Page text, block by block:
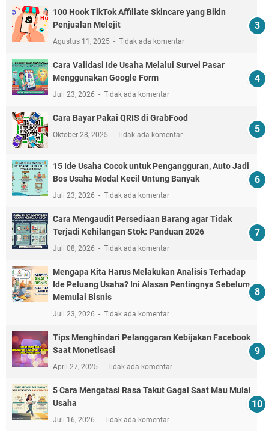
100 Hook TikTok Affiliate Skincare yang Bikin
Penjualan Melejit
Agustus 11, 2025 Tidak ada komentar
Cara Validasi Ide Usaha Melalui Survei Pasar
Menggunakan Google Form
Juli 23, 2026 Tidak ada komentar
Cara Bayar Pakai QRIS di GrabFood
Oktober 28, 2025 Tidak ada komentar
15 Ide Usaha Cocok untuk Pengangguran, Auto Jadi
Bos Usaha Modal Kecil Untung Banyak
Juli 23, 2026 Tidak ada komentar
Cara Mengaudit Persediaan Barang agar Tidak
Terjadi Kehilangan Stok: Panduan 2026
Juli 08, 2026 Tidak ada komentar
Mengapa Kita Harus Melakukan Analisis Terhadap
Ide Peluang Usaha? Ini Alasan Pentingnya Sebelum
Memulai Bisnis
Juli 23, 2026 Tidak ada komentar
Tips Menghindari Pelanggaran Kebijakan Facebook
Saat Monetisasi
April 27, 2025 Tidak ada komentar
5 Cara Mengatasi Rasa Takut Gagal Saat Mau Mulai
Usaha
Juli 16, 2026 Tidak ada komentar